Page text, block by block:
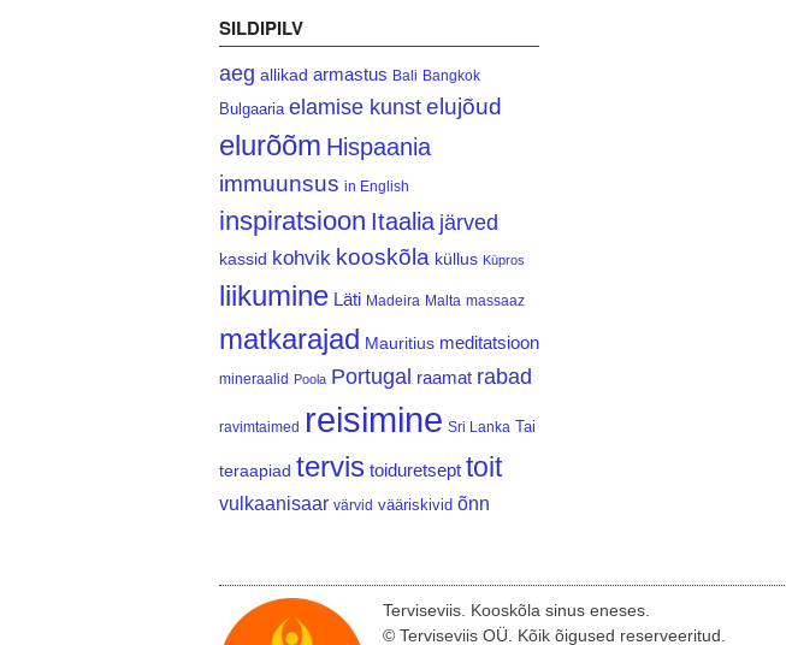
SILDIPILV
aeg allikad armastus Bali Bangkok
Bulgaaria elamise kunst elujõud
elurõõm Hispaania
immuunsus in English
inspiratsioon Itaalia järved
kassid kohvik kooskõla küllus Küpros
liikumine Läti Madeira Malta massaaz
matkarajad Mauritius meditatsioon
mineraalid Poola Portugal raamat rabad
ravimtaimed reisimine Sri Lanka Tai
teraapiad tervis toiduretsept toit
vulkaanisaar värvid vääriskivid õnn
Terviseviis. Kooskõla sinus eneses.
© Terviseviis OÜ. Kõik õigused reserveeritud.